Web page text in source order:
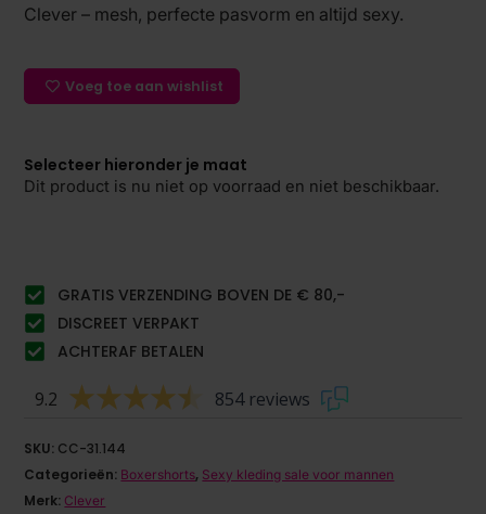
Clever – mesh, perfecte pasvorm en altijd sexy.
Voeg toe aan wishlist
Selecteer hieronder je maat
Dit product is nu niet op voorraad en niet beschikbaar.
GRATIS VERZENDING BOVEN DE € 80,-
DISCREET VERPAKT
ACHTERAF BETALEN
9.2 854 reviews
SKU: CC-31.144
Categorieën: Boxershorts, Sexy kleding sale voor mannen
Merk: Clever